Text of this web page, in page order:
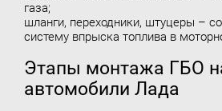
газа;
шланги, переходники, штуцеры –
систему впрыска топлива в
Этапы монтажа ГБО
автомобили Лада